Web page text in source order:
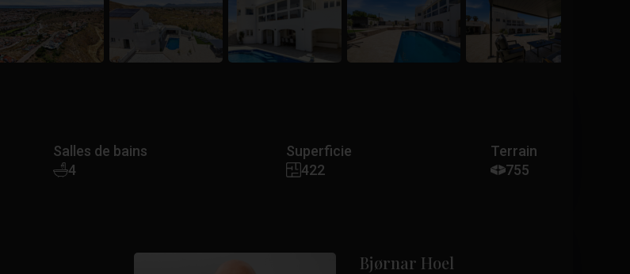
Salles de bains
4
Superficie
422
Terrain
755
Bjørnar Hoel